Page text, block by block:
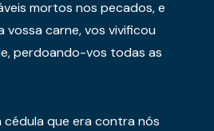
mortos nos pecados, e
vossa carne, vos vivificou
perdoando-vos todas as
cédula que era contra nós